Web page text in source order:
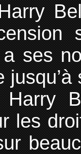
ses
les